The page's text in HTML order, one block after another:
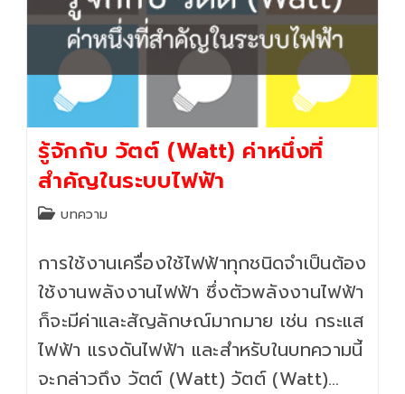
รู้จักกับ วัตต์ (Watt) ค่าหนึ่งที่
สำคัญในระบบไฟฟ้า
Postบทความ
การใช้งานเครื่องใช้ไฟฟ้าทุกชนิดจำเป็นต้อง
ใช้งานพลังงานไฟฟ้า ซึ่งตัวพลังงานไฟฟ้า
ก็จะมีค่าและสัญลักษณ์มากมาย เช่น กระแส
ไฟฟ้า แรงดันไฟฟ้า และสำหรับในบทความนี้
จะกล่าวถึง วัตต์ (Watt) วัตต์ (Watt)…